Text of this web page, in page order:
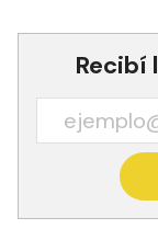
Recibí